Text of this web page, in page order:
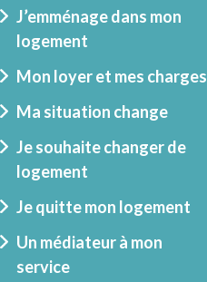
J’emménage dans mon
logement
Mon loyer et mes charges
Ma situation change
Je souhaite changer de
logement
Je quitte mon logement
Un médiateur à mon
service